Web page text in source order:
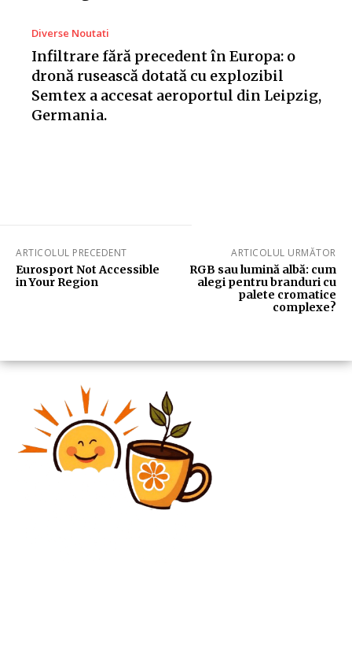
Diverse Noutati
Infiltrare fără precedent în Europa: o
dronă rusească dotată cu explozibil
Semtex a accesat aeroportul din Leipzig,
Germania.
ARTICOLUL PRECEDENT
Eurosport Not Accessible
in Your Region
ARTICOLUL URMĂTOR
RGB sau lumină albă: cum
alegi pentru branduri cu
palete cromatice
complexe?